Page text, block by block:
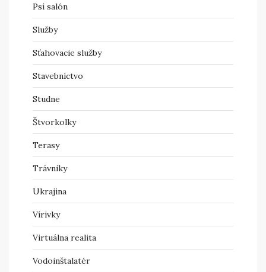
Psí salón
Služby
Sťahovacie služby
Stavebníctvo
Studne
Štvorkolky
Terasy
Trávniky
Ukrajina
Vírivky
Virtuálna realita
Vodoinštalatér